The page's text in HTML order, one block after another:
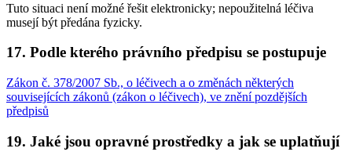
Tuto situaci není možné řešit elektronicky; nepoužitelná léčiva
musejí být předána fyzicky.
17. Podle kterého právního předpisu se postupuje
Zákon č. 378/2007 Sb., o léčivech a o změnách některých
souvisejících zákonů (zákon o léčivech), ve znění pozdějších
předpisů
19. Jaké jsou opravné prostředky a jak se uplatňují